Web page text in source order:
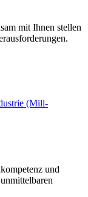
mit Ihnen stellen
(Mill-
und